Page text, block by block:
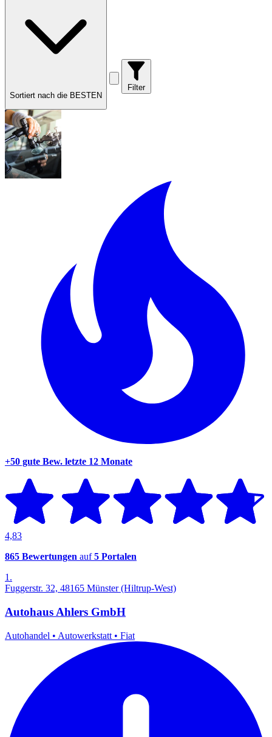
Sortiert nach die BESTEN
Filter
+50 gute Bew. letzte 12 Monate
4,83
865 Bewertungen auf5 Portalen
1.
Fuggerstr. 32, 48165 Münster (Hiltrup-West)
Autohaus Ahlers GmbH
Autohandel • Autowerkstatt • Fiat